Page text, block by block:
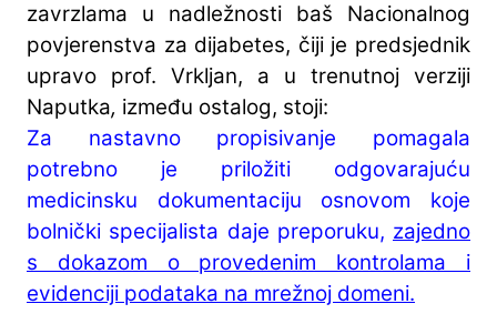
zavrzlama u nadležnosti baš Nacionalnog
povjerenstva za dijabetes, čiji je predsjednik
upravo prof. Vrkljan, a u trenutnoj verziji
Naputka, između ostalog, stoji:
Za nastavno propisivanje pomagala
potrebno je priložiti odgovarajuću
medicinsku dokumentaciju osnovom koje
bolnički specijalista daje preporuku, zajedno
s dokazom o provedenim kontrolama i
evidenciji podataka na mrežnoj domeni.